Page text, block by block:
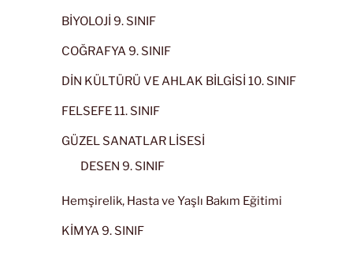
BİYOLOJİ 9. SINIF
COĞRAFYA 9. SINIF
DİN KÜLTÜRÜ VE AHLAK BİLGİSİ 10. SINIF
FELSEFE 11. SINIF
GÜZEL SANATLAR LİSESİ
DESEN 9. SINIF
Hemşirelik, Hasta ve Yaşlı Bakım Eğitimi
KİMYA 9. SINIF